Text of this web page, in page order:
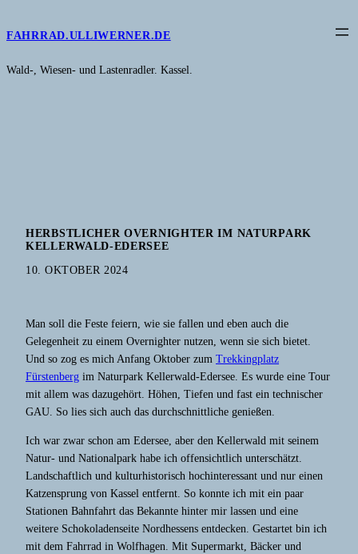
FAHRRAD.ULLIWERNER.DE
Wald-, Wiesen- und Lastenradler. Kassel.
HERBSTLICHER OVERNIGHTER IM NATURPARK
KELLERWALD-EDERSEE
10. OKTOBER 2024
Man soll die Feste feiern, wie sie fallen und eben auch die
Gelegenheit zu einem Overnighter nutzen, wenn sie sich bietet.
Und so zog es mich Anfang Oktober zum Trekkingplatz
Fürstenberg im Naturpark Kellerwald-Edersee. Es wurde eine Tour
mit allem was dazugehört. Höhen, Tiefen und fast ein technischer
GAU. So lies sich auch das durchschnittliche genießen.
Ich war zwar schon am Edersee, aber den Kellerwald mit seinem
Natur- und Nationalpark habe ich offensichtlich unterschätzt.
Landschaftlich und kulturhistorisch hochinteressant und nur einen
Katzensprung von Kassel entfernt. So konnte ich mit ein paar
Stationen Bahnfahrt das Bekannte hinter mir lassen und eine
weitere Schokoladenseite Nordhessens entdecken. Gestartet bin ich
mit dem Fahrrad in Wolfhagen. Mit Supermarkt, Bäcker und